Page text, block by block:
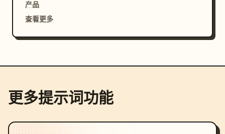
产品
查看更多
更多提示词功能